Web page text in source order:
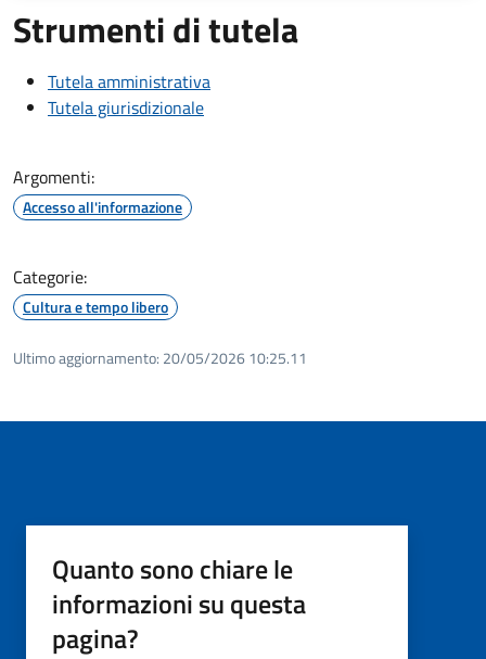
Strumenti di tutela
Tutela amministrativa
Tutela giurisdizionale
Argomenti:
Accesso all'informazione
Categorie:
Cultura e tempo libero
Ultimo aggiornamento: 20/05/2026 10:25.11
Quanto sono chiare le
informazioni su questa
pagina?